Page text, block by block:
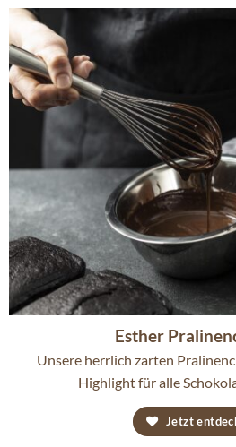
Esther
Unsere herrlich zarten
Highlight für alle
Jetzt